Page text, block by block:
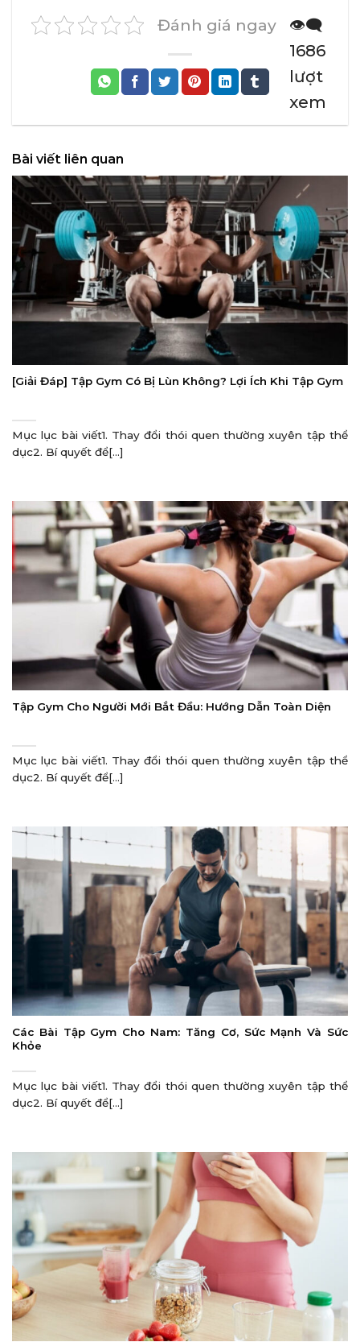
Đánh giá ngay
👁️‍🗨️
1686
lượt
xem
Bài viết liên quan
[Giải Đáp] Tập Gym Có Bị Lùn Không? Lợi Ích Khi Tập Gym
Mục lục bài viết1. Thay đổi thói quen thường xuyên tập thể
dục2. Bí quyết để[...]
Tập Gym Cho Người Mới Bắt Đầu: Hướng Dẫn Toàn Diện
Mục lục bài viết1. Thay đổi thói quen thường xuyên tập thể
dục2. Bí quyết để[...]
Các Bài Tập Gym Cho Nam: Tăng Cơ, Sức Mạnh Và Sức
Khỏe
Mục lục bài viết1. Thay đổi thói quen thường xuyên tập thể
dục2. Bí quyết để[...]